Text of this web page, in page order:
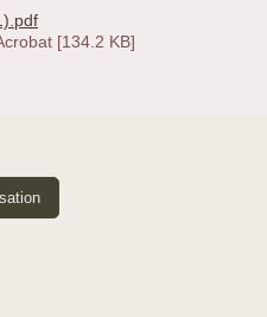
[134.2 KB]